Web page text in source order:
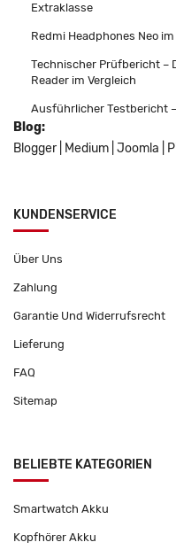
Extraklasse
Redmi Headphones Neo
Technischer Prüfbericht –
Reader im Vergleich
Ausführlicher Testbericht
Blog:
Blogger
Medium Joomla
KUNDENSERVICE
Über Uns
Zahlung
Garantie Und Widerrufsrecht
Lieferung
FAQ
Sitemap
BELIEBTE KATEGORIEN
Smartwatch Akku
Kopfhörer Akku